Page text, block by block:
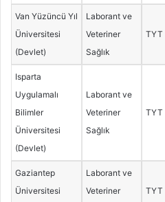
Van Yüzüncü Yıl
Üniversitesi
(Devlet)
Laborant ve
Veteriner
Sağlık
TYT
Isparta
Uygulamalı
Bilimler
Üniversitesi
(Devlet)
Laborant ve
Veteriner
Sağlık
TYT
Gaziantep
Üniversitesi
Laborant ve
Veteriner
TYT